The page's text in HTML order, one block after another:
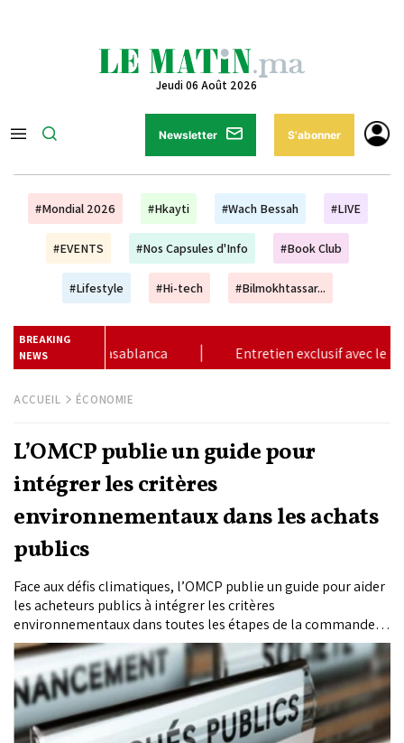
Jeudi 06 Août 2026
Newsletter S'abonner
#Mondial 2026 #Hkayti #Wach Bessah #LIVE
#EVENTS #Nos Capsules d'Info #Book Club
#Lifestyle #Hi-tech #Bilmokhtassar...
BREAKING
NEWS exclusif avec le boxeur marocain Bilel Jkitou |
ACCUEIL ÉCONOMIE
L’OMCP publie un guide pour
intégrer les critères
environnementaux dans les achats
publics
Face aux défis climatiques, l’OMCP publie un guide pour aider
les acheteurs publics à intégrer les critères
environnementaux dans toutes les étapes de la commande
publique.